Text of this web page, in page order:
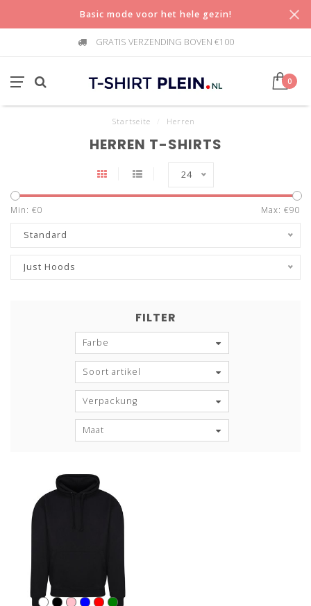
Basic mode voor het hele gezin!
GRATIS VERZENDING BOVEN €100
0
Startseite Herren
HERREN T-SHIRTS
24
Min: €0 Max: €90
Standard
Just Hoods
FILTER
Farbe
Soort artikel
Verpackung
Maat